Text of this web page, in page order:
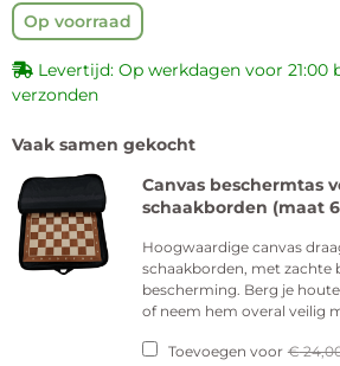
Op voorraad
Levertijd: Op werkdagen voor 21:00
verzonden
Vaak samen gekocht
Canvas beschermtas
schaakborden (maat
Hoogwaardige canvas
schaakborden, met zachte
bescherming. Berg je
of neem hem overal veilig
Toevoegen voor €